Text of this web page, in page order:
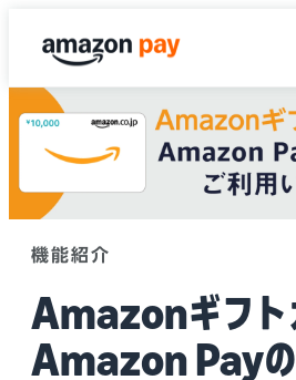
機能紹介
Amazonギフト
Amazon Payの